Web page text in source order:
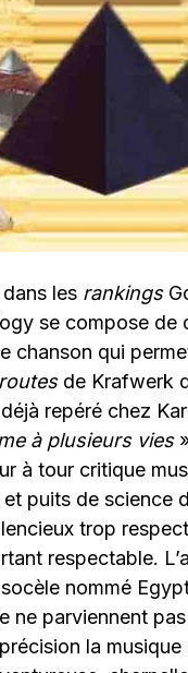
les rankings
se compose de
chanson qui
de Krafwerk
repéré chez
à plusieurs vies
à tour critique
puits de science
trop
respectable.
nommé
ne parviennent
la musique